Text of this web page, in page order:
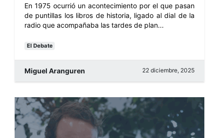
En 1975 ocurrió un acontecimiento por el que pasan
de puntillas los libros de historia, ligado al dial de la
radio que acompañaba las tardes de plan...
El Debate
Miguel Aranguren 22 diciembre, 2025